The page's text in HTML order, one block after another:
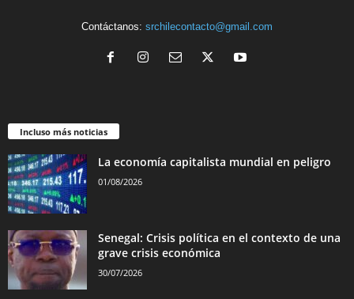
Contáctanos: srchilecontacto@gmail.com
Incluso más noticias
La economía capitalista mundial en peligro
01/08/2026
Senegal: Crisis política en el contexto de una
grave crisis económica
30/07/2026